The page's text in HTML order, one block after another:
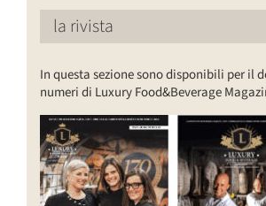
la rivista
In questa sezione sono disponibili per il
numeri di Luxury Food&Beverage